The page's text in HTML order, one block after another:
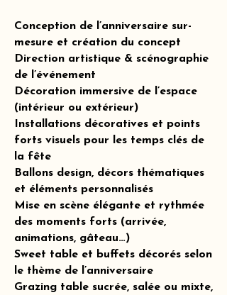
Conception de l’anniversaire sur-
mesure et création du concept
Direction artistique & scénographie
de l’événement
Décoration immersive de l’espace
(intérieur ou extérieur)
Installations décoratives et points
forts visuels pour les temps clés de
la fête
Ballons design, décors thématiques
et éléments personnalisés
Mise en scène élégante et rythmée
des moments forts (arrivée,
animations, gâteau…)
Sweet table et buffets décorés selon
le thème de l’anniversaire
Grazing table sucrée, salée ou mixte,